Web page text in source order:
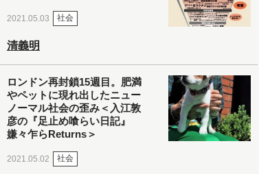
2021.05.03 社会
清義明
ロンドン再封鎖15週目。肥満
やペットに現れ出したニュー
ノーマル社会の歪み＜入江敦
彦の『足止め喰らい日記』
嫌々乍らReturns＞
2021.05.02 社会